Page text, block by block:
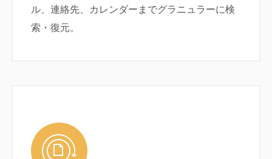
ル、連絡先、カレンダーまでグラニュラーに検
索・復元。